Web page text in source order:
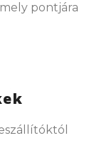
pontjára